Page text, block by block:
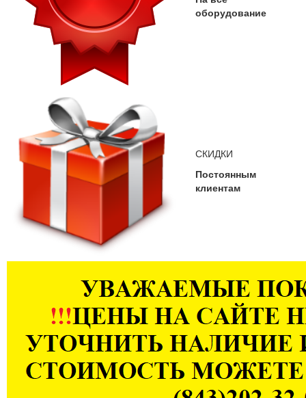
оборудование
СКИДКИ
Постоянным
клиентам